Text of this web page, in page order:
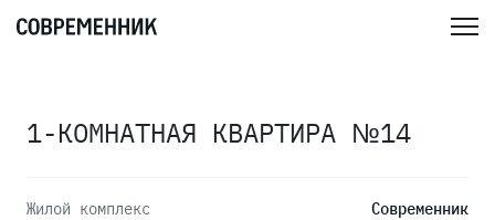
1-КОМНАТНАЯ КВАРТИРА №14
Жилой комплекс
Современник